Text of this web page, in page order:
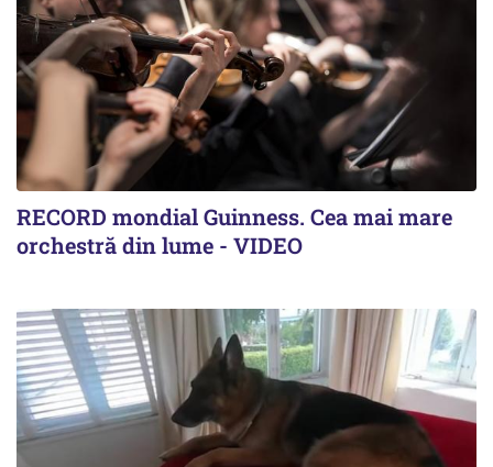
RECORD mondial Guinness. Cea mai mare
orchestră din lume - VIDEO